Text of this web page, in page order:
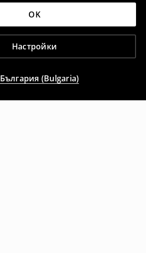
Настройки
OK
България (Bulgaria)